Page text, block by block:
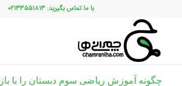
با ما تماس بگیرید: ۰۲۱۳۳۵۵۱۸۱۳
چگونه آموزش ریاضی سوم دبستان را با